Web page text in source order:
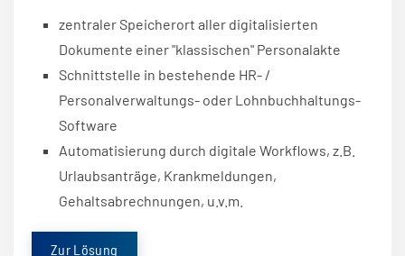
zentraler Speicherort aller digitalisierten
Dokumente einer"klassischen" Personalakte
Schnittstelle in bestehende HR- /
Personalverwaltungs- oder Lohnbuchhaltungs-
Software
Automatisierung durch digitale Workflows, z.B.
Urlaubsanträge, Krankmeldungen,
Gehaltsabrechnungen, u.v.m.
Zur Lösung